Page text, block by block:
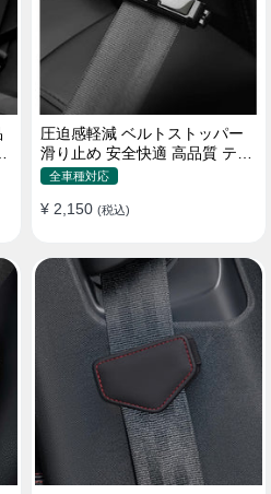
圧迫感軽減 ベルトストッパー
滑り止め 安全快適 高品質 テー
プクリップ 快適 2個セット
全車種対応
¥ 2,150 (税込)